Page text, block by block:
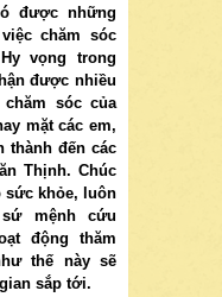
được những
chăm sóc
vọng trong
được nhiều
sóc của
mặt các em,
đến các
Thịnh. Chúc
sức khỏe, luôn
mệnh cứu
động thăm
thế này sẽ
sắp tới.